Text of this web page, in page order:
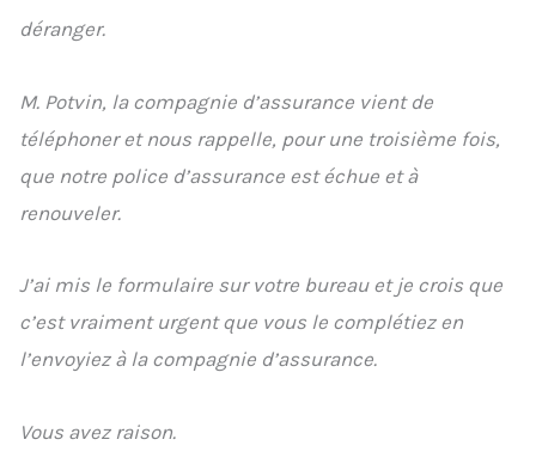
déranger.
M. Potvin, la compagnie d’assurance vient de
téléphoner et nous rappelle, pour une troisième fois,
que notre police d’assurance est échue et à
renouveler.
J’ai mis le formulaire sur votre bureau et je crois que
c’est vraiment urgent que vous le complétiez en
l’envoyiez à la compagnie d’assurance.
Vous avez raison.